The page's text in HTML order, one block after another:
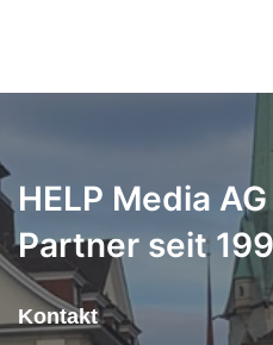
HELP Media
Partner seit
Kontakt